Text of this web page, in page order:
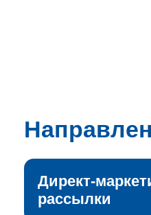
Директ-
рассылки